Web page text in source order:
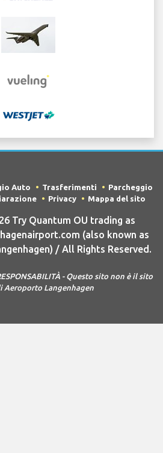
Auto Trasferimenti
Parcheggio
Privacy Mappa del sito
Try Quantum OU trading as
(also known as
/ All Rights Reserved.
- Questo sito non è il sito
Aeroporto Langenhagen